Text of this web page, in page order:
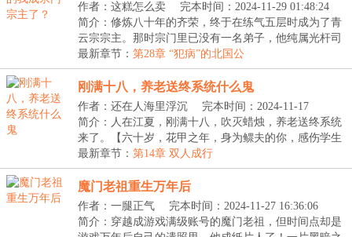
作者：这糕怎么卖
完本时间：2024-11-29 01:48:24
简介：修炼八十年的齐荣，终于在练气五层时成为了青
云宗宗主。那时宗门里已没有一名弟子，他纯属光杆司
令...
最新章节： 第28章 “犯病”的北国公
刚满十八，养老送终系统什么鬼
作者：还在人海里浮沉
完本时间：2024-11-17
20:36:13
简介：人在江夏，刚满十八，吹灭蜡烛，养老送终系统
来了。【六十岁，花甲之年，身为鳏夫的你，感伤学生
时...
最新章节： 第14章 双人成行
魔门老祖重生万年后
作者：一腿正气
完本时间：2024-11-27 16:36:06
简介：穿越成游戏满级账号的魔门老祖，但时间点却是